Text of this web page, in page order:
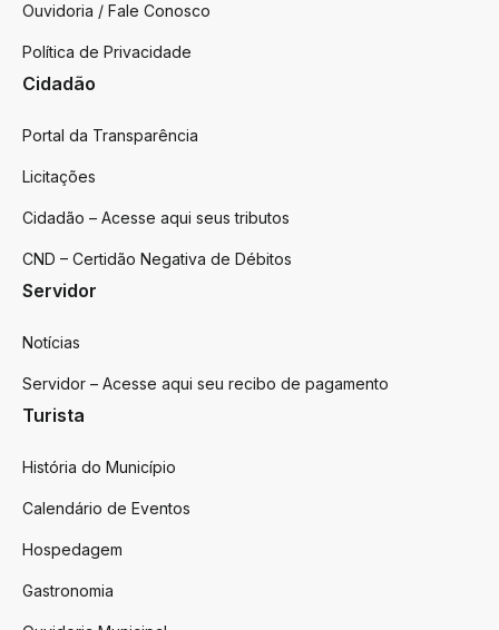
Ouvidoria / Fale Conosco
Política de Privacidade
Cidadão
Portal da Transparência
Licitações
Cidadão – Acesse aqui seus tributos
CND – Certidão Negativa de Débitos
Servidor
Notícias
Servidor – Acesse aqui seu recibo de pagamento
Turista
História do Município
Calendário de Eventos
Hospedagem
Gastronomia